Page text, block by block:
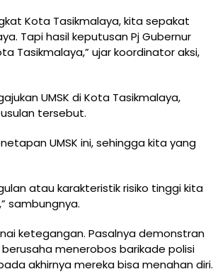
Kota Tasikmalaya, kita sepakat
Tapi hasil keputusan Pj Gubernur
Tasikmalaya,” ujar koordinator aksi,
UMSK di Kota Tasikmalaya,
tersebut.
UMSK ini, sehingga kita yang
atau karakteristik risiko tinggi kita
sambungnya.
ketegangan. Pasalnya demonstran
menerobos barikade polisi
akhirnya mereka bisa menahan diri.